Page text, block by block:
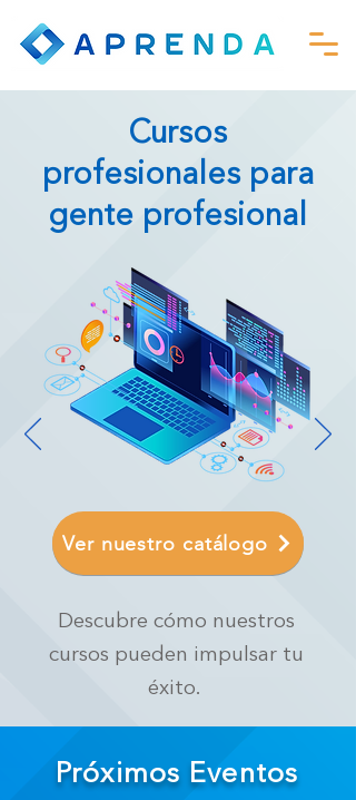
Cursos
profesionales para
gente profesional
Ver nuestro catálogo
Descubre cómo nuestros
cursos pueden impulsar tu
éxito.
Próximos Eventos